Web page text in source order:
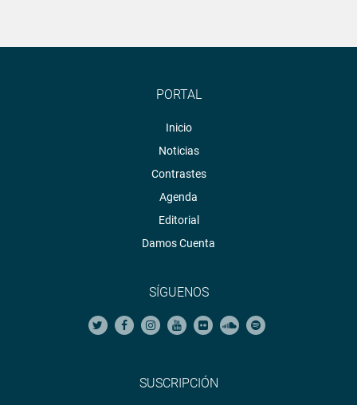
PORTAL
Inicio
Noticias
Contrastes
Agenda
Editorial
Damos Cuenta
SÍGUENOS
SUSCRIPCIÓN